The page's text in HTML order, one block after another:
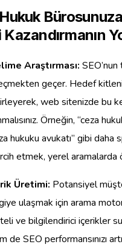
Araştırması:
geçer. Hedef
web sitenizde bu
Örneğin, “ceza
hukuku avukatı” gibi daha
etmek, yerel aramalarda
Üretimi: Potansiyel
ulaşmak için arama
ve bilgilendirici içerikler
de SEO performansınızı